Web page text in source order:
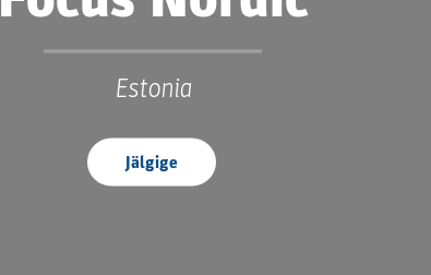
Estonia
Jälgige